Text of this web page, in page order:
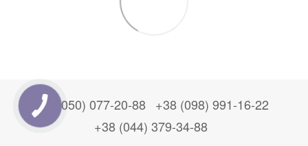
+38 (050) 077-20-88 +38 (098) 991-16-22
+38 (044) 379-34-88